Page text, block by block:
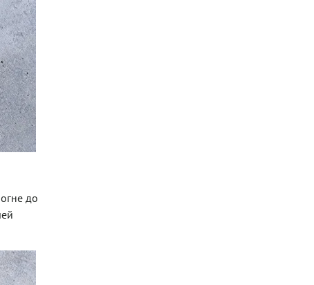
до